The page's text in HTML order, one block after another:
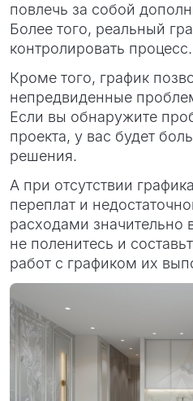
повлечь за собой
Более того, реальный
контролировать процесс.
Кроме того, график
непредвиденные
Если вы обнаружите
проекта, у вас будет
решения.
А при отсутствии
переплат и
расходами значительно
не поленитесь и
работ с графиком их